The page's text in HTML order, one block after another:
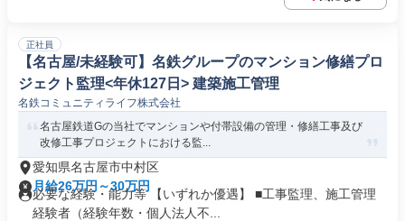
正社員
【名古屋/未経験可】名鉄グループのマンション修繕プロ
ジェクト監理<年休127日> 建築施工管理
名鉄コミュニティライフ株式会社
名古屋鉄道Gの当社でマンションや付帯設備の管理・修繕工事及び
改修工事プロジェクトにおける監...
愛知県名古屋市中村区
月給26万円～30万円
必要な経験・能力等 【いずれか優遇】 ■工事監理、施工管理
経験者（経験年数・個人法人不...